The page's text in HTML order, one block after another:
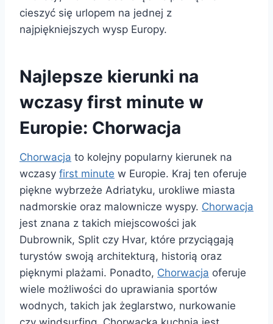
cieszyć się urlopem na jednej z
najpiękniejszych wysp Europy.
Najlepsze kierunki na
wczasy first minute w
Europie: Chorwacja
Chorwacja to kolejny popularny kierunek na
wczasy first minute w Europie. Kraj ten oferuje
piękne wybrzeże Adriatyku, urokliwe miasta
nadmorskie oraz malownicze wyspy. Chorwacja
jest znana z takich miejscowości jak
Dubrownik, Split czy Hvar, które przyciągają
turystów swoją architekturą, historią oraz
pięknymi plażami. Ponadto, Chorwacja oferuje
wiele możliwości do uprawiania sportów
wodnych, takich jak żeglarstwo, nurkowanie